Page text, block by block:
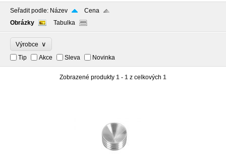
Seřadit podle: Název
Cena
Obrázky
Tabulka
Výrobce ∨
Tip Akce Sleva Novinka
Zobrazené produkty 1 - 1 z celkových 1